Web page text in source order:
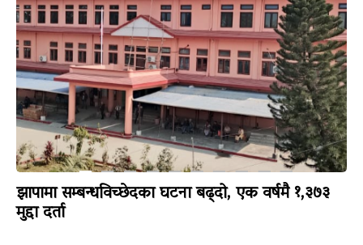
झापामा सम्बन्धविच्छेदका घटना बढ्दो, एक वर्षमै १,३७३
मुद्दा दर्ता